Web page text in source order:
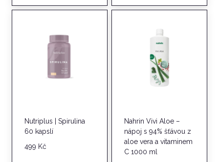
Nutriplus | Spirulina
60 kapslí
499 Kč
Nahrin Vivi Aloe –
nápoj s 94% šťávou z
aloe vera a vitaminem
C 1000 ml